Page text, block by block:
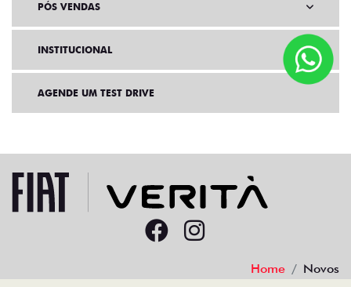
PÓS VENDAS
INSTITUCIONAL
AGENDE UM TEST DRIVE
Home Novos